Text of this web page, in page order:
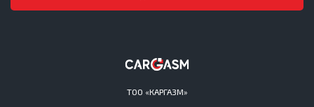
ТОО «КАРГАЗМ»